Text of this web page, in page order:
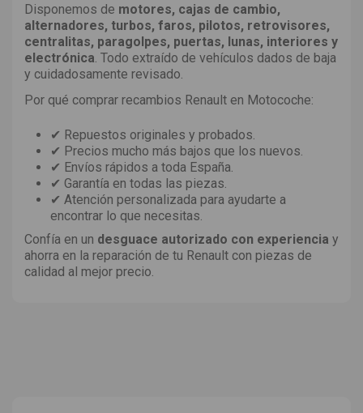
Disponemos de motores, cajas de cambio,
alternadores, turbos, faros, pilotos, retrovisores,
centralitas, paragolpes, puertas, lunas, interiores y
electrónica . Todo extraído de vehículos dados de baja
y cuidadosamente revisado.
Por qué comprar recambios Renault en Motocoche:
✔ Repuestos originales y probados.
✔ Precios mucho más bajos que los nuevos.
✔ Envíos rápidos a toda España.
✔ Garantía en todas las piezas.
✔ Atención personalizada para ayudarte a
encontrar lo que necesitas.
Confía en un desguace autorizado con experiencia y
ahorra en la reparación de tu Renault con piezas de
calidad al mejor precio.